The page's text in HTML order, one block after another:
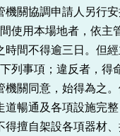
協調申請人另行安
用本場地者，依主管
不得逾三日。但經
事項；違反者，得
同意，始得為之。
通及各項設施完整
擅自架設各項器材